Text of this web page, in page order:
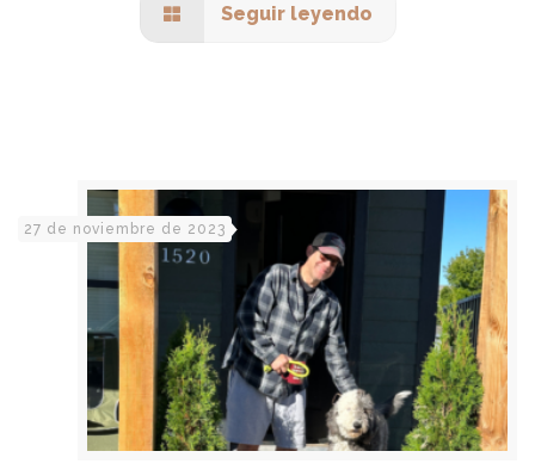
Seguir leyendo
27 de noviembre de 2023